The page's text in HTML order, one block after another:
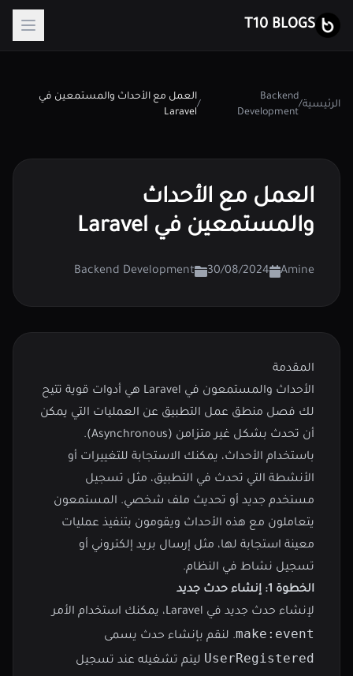
T10 BLOGS
الرئيسية/
Backend
Development
/
العمل مع الأحداث والمستمعين في
Laravel
العمل مع الأحداث
والمستمعين في Laravel
Amine
30/08/2024
Backend Development
المقدمة
الأحداث والمستمعون في Laravel هي أدوات قوية تتيح
لك فصل منطق عمل التطبيق عن العمليات التي يمكن
أن تحدث بشكل غير متزامن (Asynchronous).
باستخدام الأحداث، يمكنك الاستجابة للتغييرات أو
الأنشطة التي تحدث في التطبيق، مثل تسجيل
مستخدم جديد أو تحديث ملف شخصي. المستمعون
يتعاملون مع هذه الأحداث ويقومون بتنفيذ عمليات
معينة استجابة لها، مثل إرسال بريد إلكتروني أو
تسجيل نشاط في النظام.
الخطوة 1: إنشاء حدث جديد
لإنشاء حدث جديد في Laravel، يمكنك استخدام الأمر
make:event. لنقم بإنشاء حدث يسمى
UserRegistered ليتم تشغيله عند تسجيل